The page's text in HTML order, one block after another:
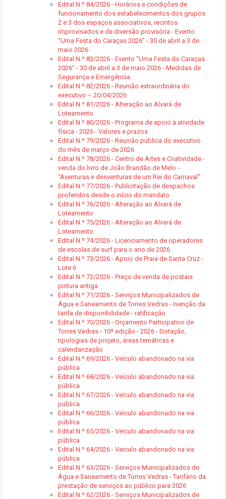
Edital N.º 84/2026 - Horários e condições de
funcionamento dos estabelecimentos dos grupos
2 e 3 dos espaços associativos, recintos
improvisados e de diversão provisória - Evento
“Uma Festa do Caraças 2026” - 30 de abril a 3 de
maio 2026
Edital N.º 83/2026 - Evento “Uma Festa do Caraças
2026” - 30 de abril a 3 de maio 2026 - Medidas de
Segurança e Emergência
Edital N.º 82/2026 - Reunião extraordinária do
executivo – 20/04/2026
Edital N.º 81/2026 - Alteração ao Alvará de
Loteamento
Edital N.º 80/2026 - Programa de apoio à atividade
física - 2026 - Valores e prazos
Edital N.º 79/2026 - Reunião pública do executivo
do mês de março de 2026
Edital N.º 78/2026 - Centro de Artes e Criatividade -
venda do livro de João Brandão de Melo -
"Aventuras e desventuras de um Rei do Carnaval"
Edital N.º 77/2026 - Publicitação de despachos
proferidos desde o início do mandato
Edital N.º 76/2026 - Alteração ao Alvará de
Loteamento
Edital N.º 75/2026 - Alteração ao Alvará de
Loteamento
Edital N.º 74/2026 - Licenciamento de operadores
de escolas de surf para o ano de 2026
Edital N.º 73/2026 - Apoio de Praia de Santa Cruz -
Lote 6
Edital N.º 72/2026 - Preço de venda de postais
pintura antiga
Edital N.º 71/2026 - Serviços Municipalizados de
Água e Saneamento de Torres Vedras - Isenção da
tarifa de disponibilidade - ratificação
Edital N.º 70/2026 - Orçamento Participativo de
Torres Vedras - 10ª edição - 2026 - Dotação,
tipologias de projeto, áreas temáticas e
calendarização
Edital N.º 69/2026 - Veículo abandonado na via
pública
Edital N.º 68/2026 - Veículo abandonado na via
pública
Edital N.º 67/2026 - Veículo abandonado na via
pública
Edital N.º 66/2026 - Veículo abandonado na via
pública
Edital N.º 65/2026 - Veiculo abandonado na via
pública
Edital N.º 64/2026 - Veiculo abandonado na via
pública
Edital N.º 63/2026 - Serviços Municipalizados de
Água e Saneamento de Torres Vedras - Tarifário da
prestação de serviços ao público para 2026
Edital N.º 62/2026 - Serviços Municipalizados de